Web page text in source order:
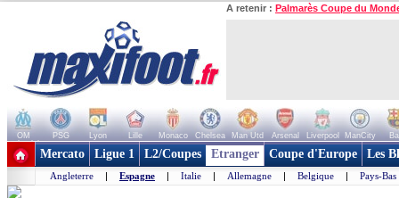
A retenir : Palmarès Coupe du
OM PSG Lyon Lille Monaco Chelsea Man Utd Arsenal Liverpool ManCity
+ de clubs
Mercato Ligue 1 L2/Coupes Etranger Coupe d'Europe Les
Angleterre | Espagne | Italie | Allemagne | Belgique | Pays-Bas